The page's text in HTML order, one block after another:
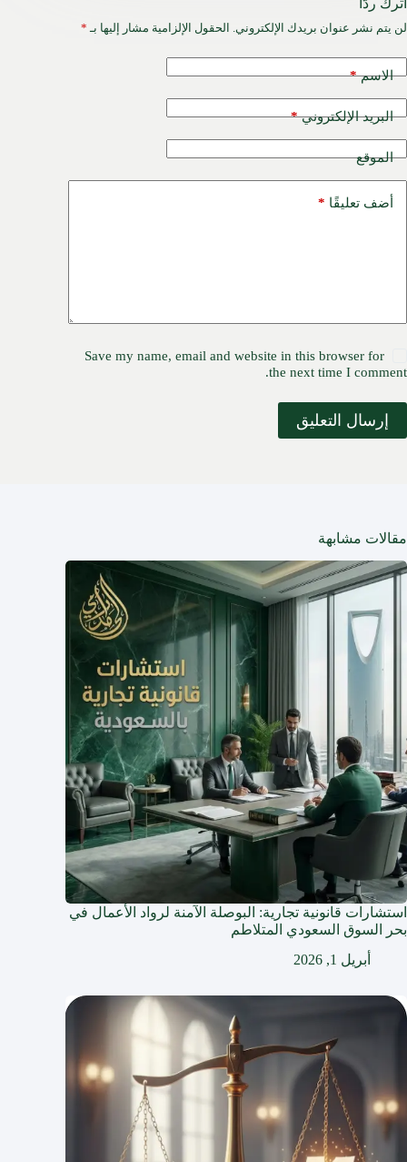
اترك ردّاً
لن يتم نشر عنوان بريدك الإلكتروني. الحقول الإلزامية مشار إليها بـ *
الاسم*
البريد الإلكتروني*
الموقع
أضف تعليقًا *
Save my name, email and website in this browser for
the next time I comment.
إرسال التعليق
مقالات مشابهة
استشارات قانونية تجارية: البوصلة الآمنة لرواد الأعمال في
بحر السوق السعودي المتلاطم
أبريل 1, 2026